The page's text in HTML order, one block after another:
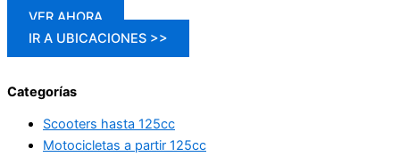
VER AHORA
IR A UBICACIONES >>
Categorías
Scooters hasta 125cc
Motocicletas a partir 125cc